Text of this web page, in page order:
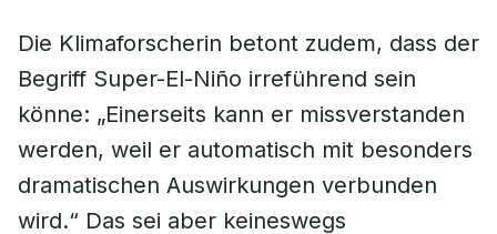
Die Klimaforscherin betont zudem, dass der
Begriff Super-El-Niño irreführend sein
könne: „Einerseits kann er missverstanden
werden, weil er automatisch mit besonders
dramatischen Auswirkungen verbunden
wird.“ Das sei aber keineswegs